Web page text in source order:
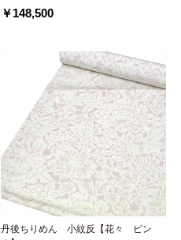
￥148,500
丹後ちりめん 小紋反【花々 ピン